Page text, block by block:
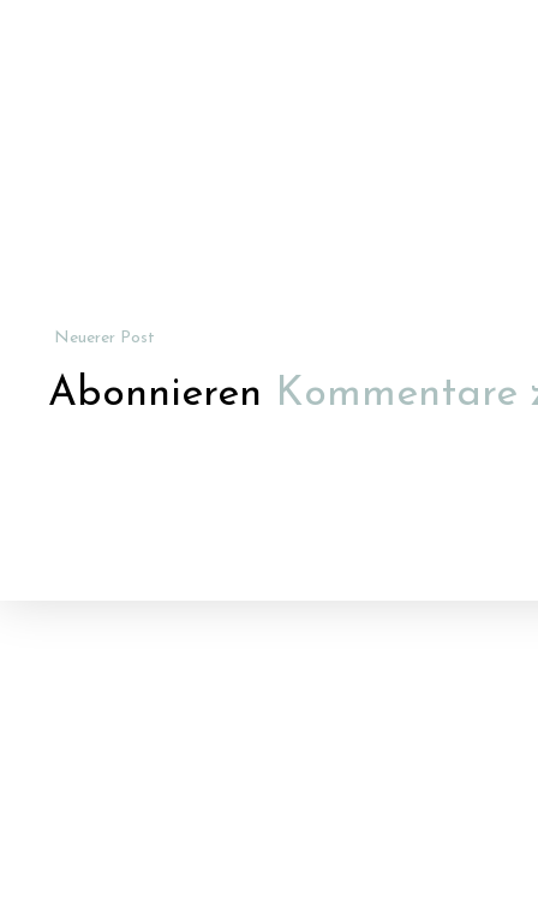
Neuerer Post
Abonnieren Kommentare